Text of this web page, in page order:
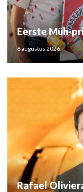
Eerste Müh-
6 augustus 2026
Rafael